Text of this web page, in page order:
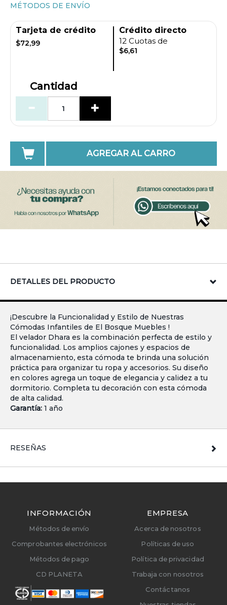
MÉTODOS DE ENVÍO
Tarjeta de crédito
$72,99
Crédito directo
12 Cuotas de
$6,61
Cantidad
AGREGAR AL CARRO
DETALLES DEL PRODUCTO
¡Descubre la Funcionalidad y Estilo de Nuestras
Cómodas Infantiles de El Bosque Muebles !
El velador Dhara es la combinación perfecta de estilo y
funcionalidad. Los amplios cajones y espacios de
almacenamiento, esta cómoda te brinda una solución
práctica para organizar tu ropa y accesorios. Su diseño
en colores agrega un toque de elegancia y calidez a tu
dormitorio. Completa tu decoración con esta cómoda
de alta calidad.
Garantía: 1 año
RESEÑAS
INFORMACIÓN
Métodos de envío
Comprobantes electrónicos
Métodos de pago
CD PLANETA
EMPRESA
Acerca de nosotros
Políticas de uso
Política de privacidad
Trabaja con nosotros
Contáctanos